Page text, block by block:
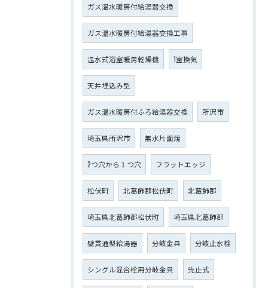
ガス温水暖房付給湯器交換
ガス温水暖房付給湯器交換工事
温水式浴室暖房乾燥機 1室換気
天井埋込み型
ガス温水暖房付ふろ給湯器交換 所沢市
埼玉県所沢市 無水片面焼
2つ穴から１つ穴 フラットエッジ
松伏町 北葛飾郡松伏町 北葛飾郡
埼玉県北葛飾郡松伏町 埼玉県北葛飾郡
壁貫通型給湯器 分岐金具 分岐止水栓
シングル混合栓用分岐金具 先止式